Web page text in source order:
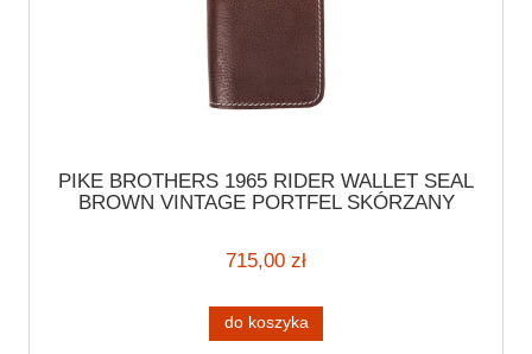
PIKE BROTHERS 1965 RIDER WALLET SEAL
BROWN VINTAGE PORTFEL SKÓRZANY
715,00 zł
do koszyka